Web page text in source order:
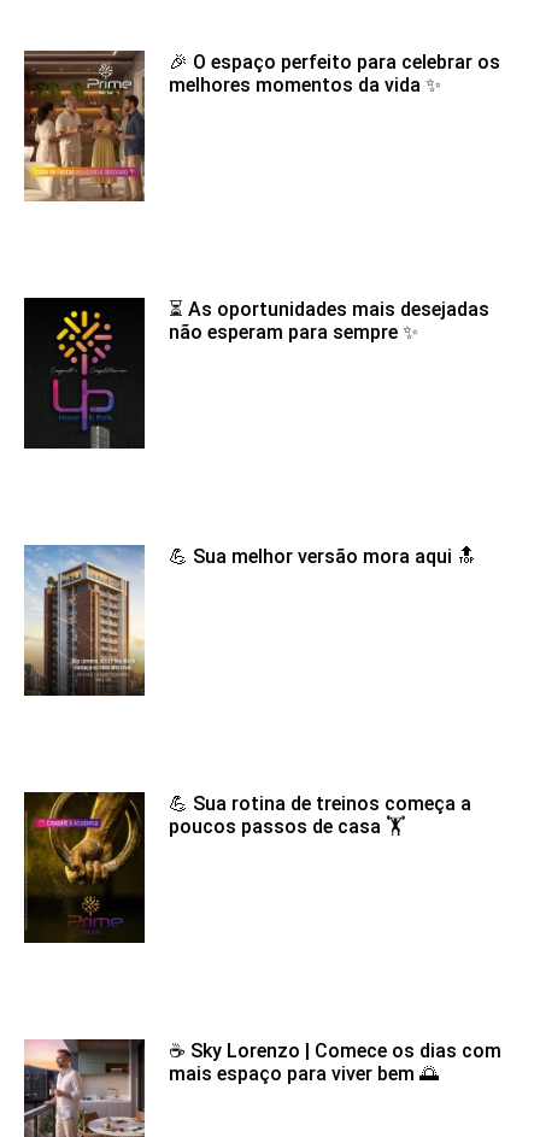
🎉 O espaço perfeito para celebrar os
melhores momentos da vida ✨
⏳ As oportunidades mais desejadas
não esperam para sempre ✨
💪 Sua melhor versão mora aqui 🔝
💪 Sua rotina de treinos começa a
poucos passos de casa 🏋️
☕ Sky Lorenzo | Comece os dias com
mais espaço para viver bem 🌅